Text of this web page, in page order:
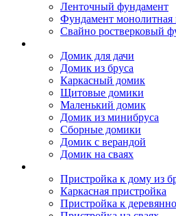
Ленточный фундамент
Фундамент монолитная
Свайно ростверковый
Домик для дачи
Домик из бруса
Каркасный домик
Щитовые домики
Маленький домик
Домик из минибруса
Сборные домики
Домик с верандой
Домик на сваях
Пристройка к дому из
Каркасная пристройка
Пристройка к